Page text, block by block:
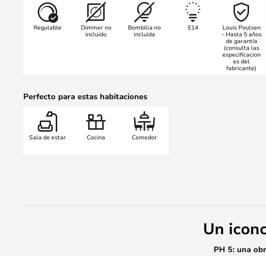
La versión más pequeña, con un diámetro de 30
lanzó en 2017 y recibió el nombre de PH 5 300.
Regulable
Dimmer no
incluido
Bombilla no
incluida
E14
Louis Poulsen
– Hasta 5 años
de garantía
(consulta las
especificacion
es del
fabricante)
Perfecto para estas habitaciones
Sala de estar Cocina Comedor
Un
PH 5: una